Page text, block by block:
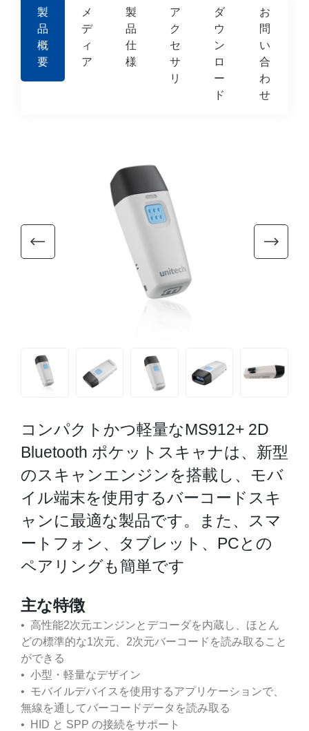
製
品
概
要
メ
デ
ィ
ア
製
品
仕
様
ア
ク
セ
サ
リ
ダ
ウ
ン
ロ
ー
ド
お
問
い
合
わ
せ
コンパクトかつ軽量なMS912+ 2D
Bluetooth ポケットスキャナは、新型
のスキャンエンジンを搭載し、モバ
イル端末を使用するバーコードスキ
ャンに最適な製品です。また、スマ
ートフォン、タブレット、PCとの
ペアリングも簡単です
主な特徴
• 高性能2次元エンジンとデコーダを内蔵し、ほとん
どの標準的な1次元、2次元バーコードを読み取ること
ができる
• 小型・軽量なデザイン
• モバイルデバイスを使用するアプリケーションで、
無線を通してバーコードデータを読み取る
• HID と SPP の接続をサポート